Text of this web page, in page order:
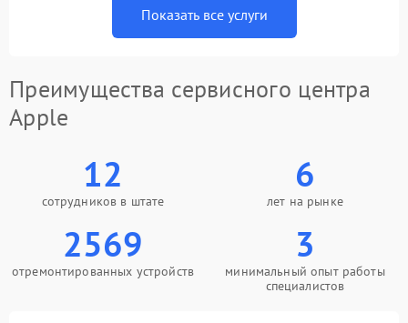
Показать все услуги
Преимущества сервисного центра
Apple
12
сотрудников в штате
6
лет на рынке
2569
отремонтированных устройств
3
минимальный опыт работы
специалистов